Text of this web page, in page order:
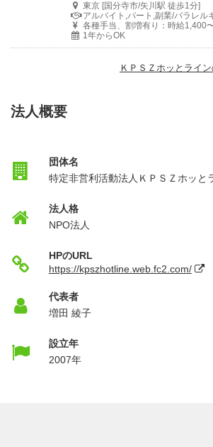
東京 [国分寺市/矢川駅 徒歩1分]
アルバイト,パート,副業/パラレル
各種手当、割増有り：時給1,400
1年からOK
ＫＰＳＺホッとライ
法人概要
団体名
特定非営利活動法人ＫＰＳＺホッと
法人格
NPO法人
HPのURL
https://kpszhotline.web.fc2.com/
代表者
増田 綾子
設立年
2007年